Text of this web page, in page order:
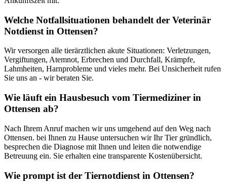
Welche Notfallsituationen behandelt der Veterinär
Notdienst in Ottensen?
Wir versorgen alle tierärztlichen akute Situationen: Verletzungen,
Vergiftungen, Atemnot, Erbrechen und Durchfall, Krämpfe,
Lahmheiten, Harnprobleme und vieles mehr. Bei Unsicherheit rufen
Sie uns an - wir beraten Sie.
Wie läuft ein Hausbesuch vom Tiermediziner in
Ottensen ab?
Nach Ihrem Anruf machen wir uns umgehend auf den Weg nach
Ottensen. bei Ihnen zu Hause untersuchen wir Ihr Tier gründlich,
besprechen die Diagnose mit Ihnen und leiten die notwendige
Betreuung ein. Sie erhalten eine transparente Kostenübersicht.
Wie prompt ist der Tiernotdienst in Ottensen?